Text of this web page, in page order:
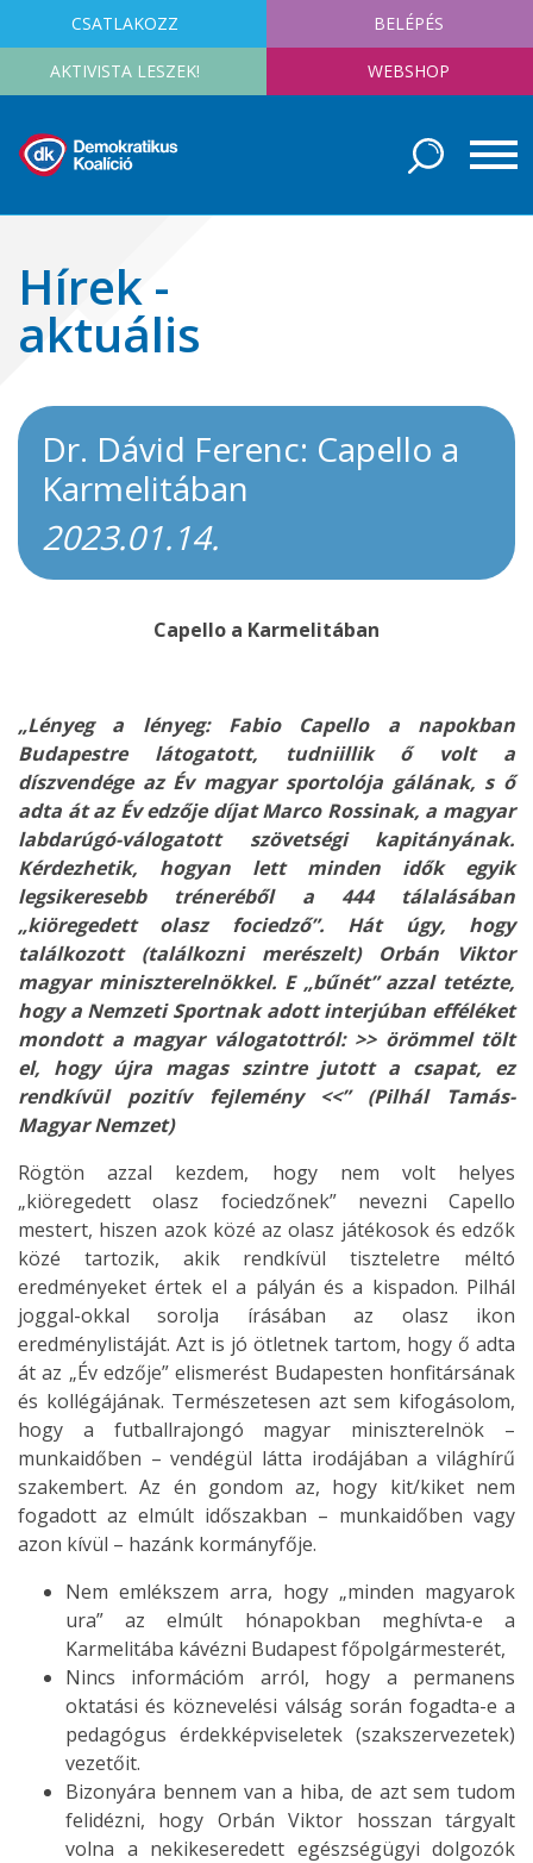
CSATLAKOZZ BELÉPÉS
AKTIVISTA LESZEK! WEBSHOP
Hírek -
aktuális
Dr. Dávid Ferenc: Capello a
Karmelitában
2023.01.14.
Capello a Karmelitában
„Lényeg a lényeg: Fabio Capello a napokban
Budapestre látogatott, tudniillik ő volt a
díszvendége az Év magyar sportolója gálának, s ő
adta át az Év edzője díjat Marco Rossinak, a magyar
labdarúgó-válogatott szövetségi kapitányának.
Kérdezhetik, hogyan lett minden idők egyik
legsikeresebb tréneréből a 444 tálalásában
„kiöregedett olasz fociedző”. Hát úgy, hogy
találkozott (találkozni merészelt) Orbán Viktor
magyar miniszterelnökkel. E „bűnét” azzal tetézte,
hogy a Nemzeti Sportnak adott interjúban efféléket
mondott a magyar válogatottról: >> örömmel tölt
el, hogy újra magas szintre jutott a csapat, ez
rendkívül pozitív fejlemény <<” (Pilhál Tamás-
Magyar Nemzet)
Rögtön azzal kezdem, hogy nem volt helyes
„kiöregedett olasz fociedzőnek” nevezni Capello
mestert, hiszen azok közé az olasz játékosok és edzők
közé tartozik, akik rendkívül tiszteletre méltó
eredményeket értek el a pályán és a kispadon. Pilhál
joggal-okkal sorolja írásában az olasz ikon
eredménylistáját. Azt is jó ötletnek tartom, hogy ő adta
át az „Év edzője” elismerést Budapesten honfitársának
és kollégájának. Természetesen azt sem kifogásolom,
hogy a futballrajongó magyar miniszterelnök –
munkaidőben – vendégül látta irodájában a világhírű
szakembert. Az én gondom az, hogy kit/kiket nem
fogadott az elmúlt időszakban – munkaidőben vagy
azon kívül – hazánk kormányfője.
Nem emlékszem arra, hogy „minden magyarok
ura” az elmúlt hónapokban meghívta-e a
Karmelitába kávézni Budapest főpolgármesterét,
Nincs információm arról, hogy a permanens
oktatási és köznevelési válság során fogadta-e a
pedagógus érdekképviseletek (szakszervezetek)
vezetőit.
Bizonyára bennem van a hiba, de azt sem tudom
felidézni, hogy Orbán Viktor hosszan tárgyalt
volna a nekikeseredett egészségügyi dolgozók